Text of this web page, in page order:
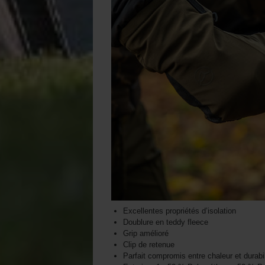
Excellentes propriétés d’isolation
Doublure en teddy fleece
Grip amélioré
Clip de retenue
Parfait compromis entre chaleur et